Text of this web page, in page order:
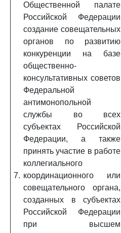
7.
Общественной палате
Российской Федерации
создание совещательных
органов по развитию
конкуренции на базе
общественно-
консультативных советов
Федеральной
антимонопольной
службы во всех
субъектах Российской
Федерации, а также
принять участие в работе
коллегиального
координационного или
совещательного органа,
созданных в субъектах
Российской Федерации
при высшем